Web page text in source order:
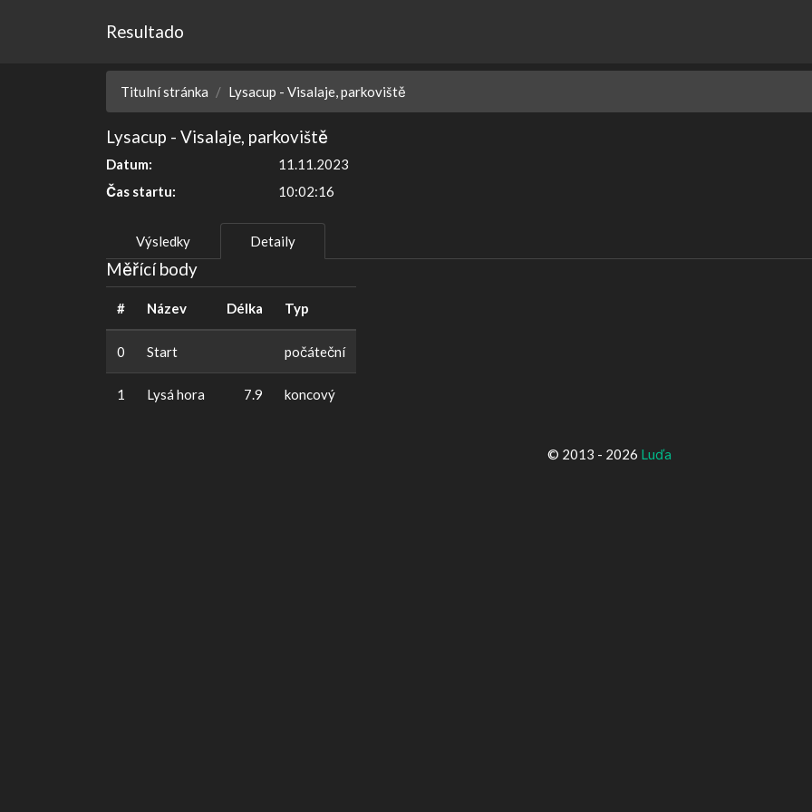
Resultado
Titulní stránka Lysacup - Visalaje, parkoviště
Lysacup - Visalaje, parkoviště
Datum:
11.11.2023
Čas startu:
10:02:16
Výsledky Detaily
Měřící body
# Název Délka Typ
0 Start počáteční
1 Lysá hora 7.9 koncový
© 2013 - 2026 Luďa